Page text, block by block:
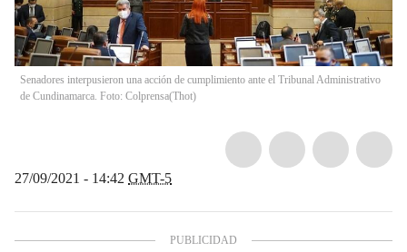
Senadores interpusieron una acción de cumplimiento ante el Tribunal Administrativo
de Cundinamarca. Foto: Colprensa(Thot)
27/09/2021 - 14:42 GMT-5